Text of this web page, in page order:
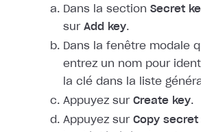
Dans la section Secret
sur Add key.
Dans la fenêtre modale
entrez un nom pour
la clé dans la liste
Appuyez sur Create key.
Appuyez sur Copy secret